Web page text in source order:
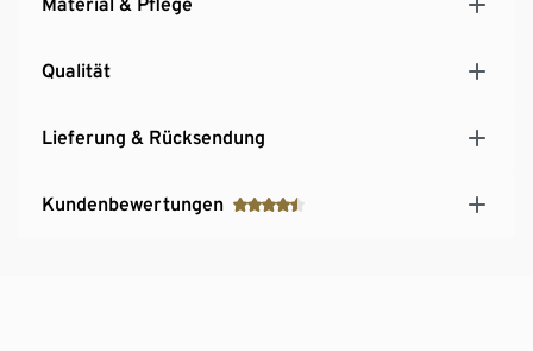
Qualität
Lieferung & Rücksendung
Kundenbewertungen